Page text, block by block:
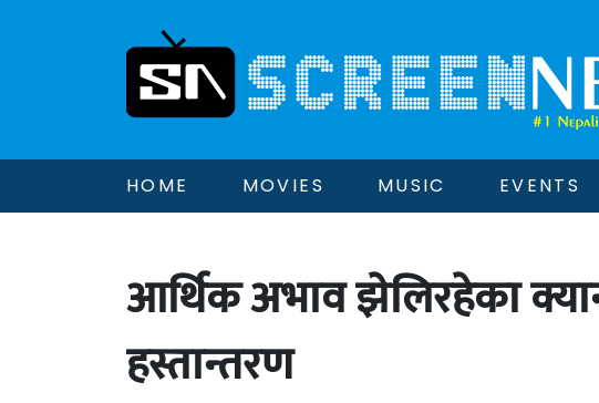
HOME MOVIES MUSIC EVENTS
आर्थिक अभाव झेलिरहेका
हस्तान्तरण